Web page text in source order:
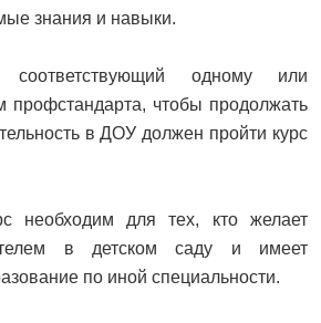
знания и навыки.
соответствующий одному или
профстандарта, чтобы продолжать
в ДОУ должен пройти курс
необходим для тех, кто желает
в детском саду и имеет
по иной специальности.